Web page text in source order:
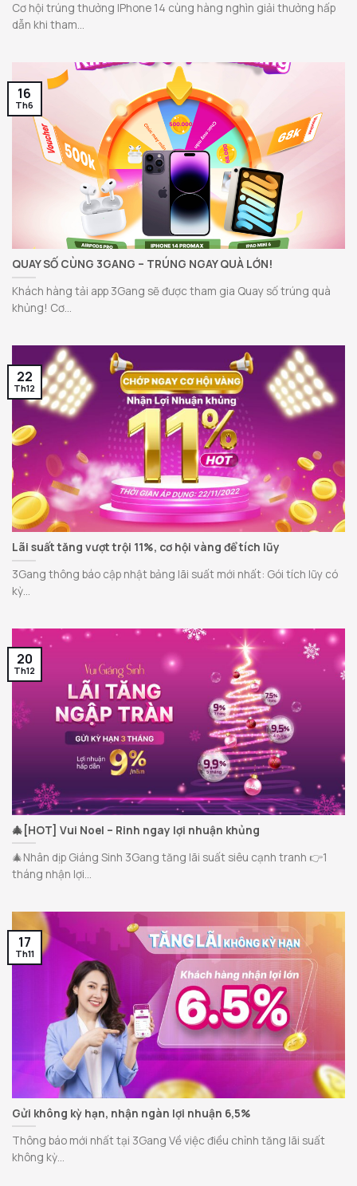
Cơ hội trúng thưởng IPhone 14 cùng hàng nghìn giải thưởng hấp
dẫn khi tham...
QUAY SỐ CÙNG 3GANG – TRÚNG NGAY QUÀ LỚN!
Khách hàng tải app 3Gang sẽ được tham gia Quay số trúng quà
khủng! Cơ...
16
Th6
Lãi suất tăng vượt trội 11%, cơ hội vàng để tích lũy
3Gang thông báo cập nhật bảng lãi suất mới nhất: Gói tích lũy có
kỳ...
22
Th12
🎄[HOT] Vui Noel – Rinh ngay lợi nhuận khủng
🎄Nhân dịp Giáng Sinh 3Gang tăng lãi suất siêu cạnh tranh 👉1
tháng nhận lợi...
20
Th12
Gửi không kỳ hạn, nhận ngàn lợi nhuận 6,5%
Thông báo mới nhất tại 3Gang Về việc điều chỉnh tăng lãi suất
không kỳ...
17
Th11